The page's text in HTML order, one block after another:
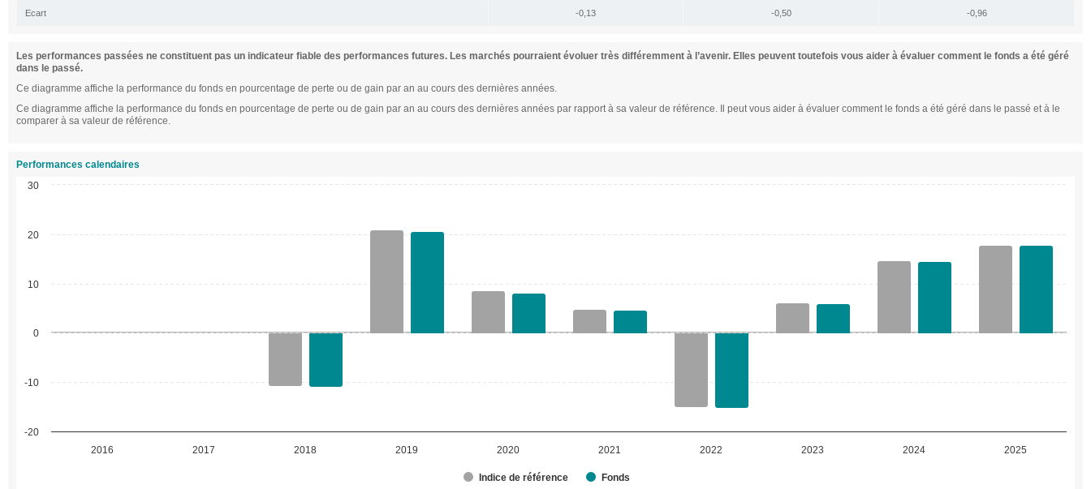
Ecart -0,13 -0,50 -0,96
Les performances passées ne constituent pas un indicateur fiable des performances futures. Les marchés pourraient évoluer très différemment à l’avenir. Elles peuvent toutefois vous aider à évaluer comment le fonds a été géré
dans le passé.
Ce diagramme affiche la performance du fonds en pourcentage de perte ou de gain par an au cours des dernières années.
Ce diagramme affiche la performance du fonds en pourcentage de perte ou de gain par an au cours des dernières années par rapport à sa valeur de référence. Il peut vous aider à évaluer comment le fonds a été géré dans le passé et à le
comparer à sa valeur de référence.
Performances calendaires
Indice de référence Fonds
2016 2017 2018 2019 2020 2021 2022 2023 2024 2025
-20
-10
0
10
20
30